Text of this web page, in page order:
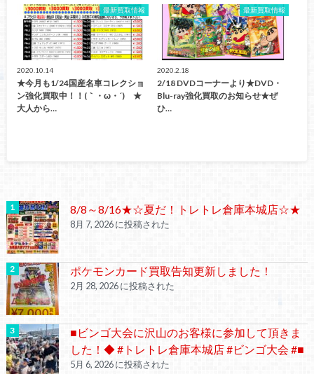
最新買取情報
2020.10.14
★今月も1/24国産名車コレクショ
ン強化買取中！！(｀・ω・´)ゞ★
大人から…
最新買取情報
2020.2.18
2/18 DVDコーナーより★DVD・
Blu-ray強化買取のお知らせ★ぜ
ひ…
8/8～8/16★☆夏だ！トレトレ倉庫本城店☆★
8月 7, 2026 に投稿された
ポケモンカード買取告知更新しました！
2月 28, 2026 に投稿された
■ビンゴ大会に沢山のお客様に参加して頂きま
した！◆ #トレトレ倉庫本城店 #ビンゴ大会 #■
5月 6, 2026 に投稿された